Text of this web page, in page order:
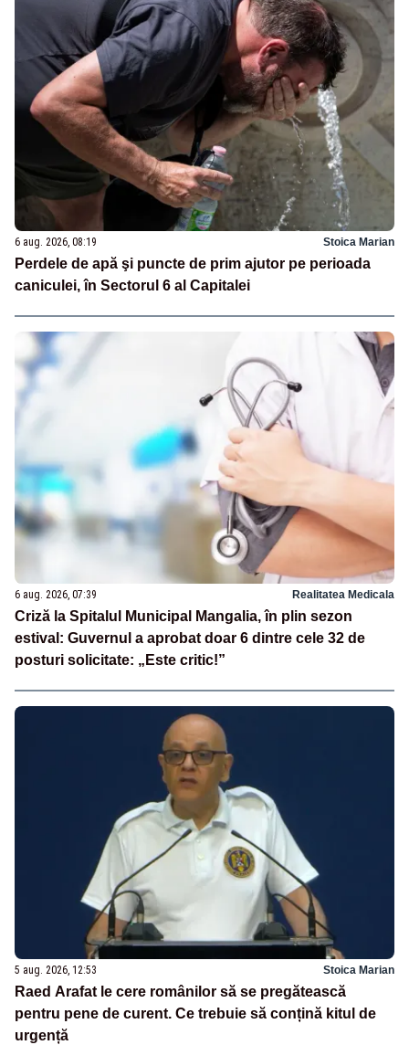
6 aug. 2026, 08:19 Stoica Marian
Perdele de apă şi puncte de prim ajutor pe perioada
caniculei, în Sectorul 6 al Capitalei
6 aug. 2026, 07:39 Realitatea Medicala
Criză la Spitalul Municipal Mangalia, în plin sezon
estival: Guvernul a aprobat doar 6 dintre cele 32 de
posturi solicitate: „Este critic!”
5 aug. 2026, 12:53 Stoica Marian
Raed Arafat le cere românilor să se pregătească
pentru pene de curent. Ce trebuie să conțină kitul de
urgență